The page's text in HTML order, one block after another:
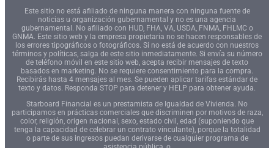
Este sitio no está afiliado de ninguna manera con ninguna fuente de
noticias u organización gubernamental y no es una agencia
gubernamental. No afiliado con HUD, FHA, VA, USDA, FNMA, FHLMC o
GNMA. Este sitio web y la empresa propietaria no se hacen responsables de
los errores tipográficos o fotográficos. Si no está de acuerdo con nuestros
términos y políticas, salga de este sitio inmediatamente. Si envía su número
de teléfono móvil en este sitio web, acepta recibir mensajes de texto
basados en marketing. No se requiere consentimiento para la compra.
Recibirás hasta 4 mensajes al mes. Se pueden aplicar tarifas estándar de
texto y datos. Responda STOP para detener y HELP para obtener ayuda.
Starboard Financial es un prestamista de Igualdad de Vivienda. No
participamos en prácticas comerciales que discriminen por motivos de raza,
color, religión, origen nacional, sexo, estado civil, edad (suponiendo que
tenga la capacidad de celebrar un contrato vinculante), porque la totalidad
o parte de sus ingresos puedan derivarse de cualquier programa de